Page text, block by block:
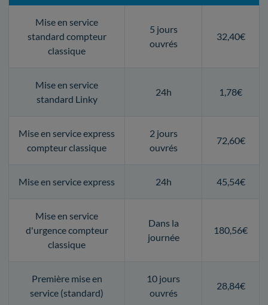
Mise en service
standard compteur
classique
5 jours
ouvrés
32,40€
Mise en service
standard Linky
24h 1,78€
Mise en service express
compteur classique
2 jours
ouvrés
72,60€
Mise en service express 24h 45,54€
Mise en service
d'urgence compteur
classique
Dans la
journée
180,56€
Première mise en
service (standard)
10 jours
ouvrés
28,84€